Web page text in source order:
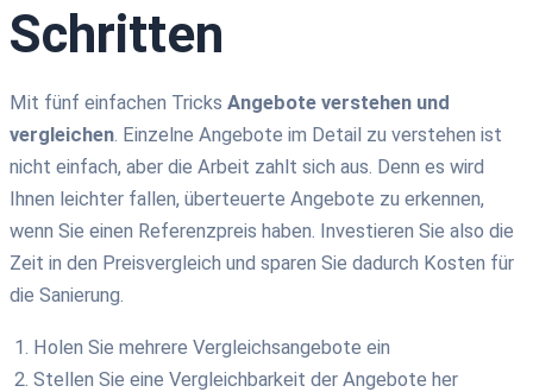
Schritten
Mit fünf einfachen Tricks Angebote verstehen und
vergleichen. Einzelne Angebote im Detail zu verstehen ist
nicht einfach, aber die Arbeit zahlt sich aus. Denn es wird
Ihnen leichter fallen, überteuerte Angebote zu erkennen,
wenn Sie einen Referenzpreis haben. Investieren Sie also die
Zeit in den Preisvergleich und sparen Sie dadurch Kosten für
die Sanierung.
Holen Sie mehrere Vergleichsangebote ein
Stellen Sie eine Vergleichbarkeit der Angebote her